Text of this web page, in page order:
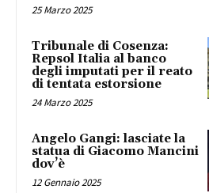
25 Marzo 2025
Tribunale di Cosenza:
Repsol Italia al banco
degli imputati per il reato
di tentata estorsione
24 Marzo 2025
Angelo Gangi: lasciate la
statua di Giacomo Mancini
dov’è
12 Gennaio 2025